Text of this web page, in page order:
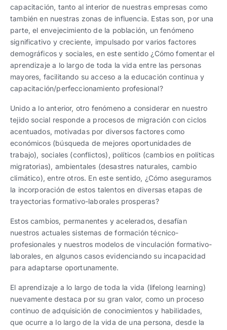
capacitación, tanto al interior de nuestras empresas como
también en nuestras zonas de influencia. Estas son, por una
parte, el envejecimiento de la población, un fenómeno
significativo y creciente, impulsado por varios factores
demográficos y sociales, en este sentido ¿Cómo fomentar el
aprendizaje a lo largo de toda la vida entre las personas
mayores, facilitando su acceso a la educación continua y
capacitación/perfeccionamiento profesional?
Unido a lo anterior, otro fenómeno a considerar en nuestro
tejido social responde a procesos de migración con ciclos
acentuados, motivadas por diversos factores como
económicos (búsqueda de mejores oportunidades de
trabajo), sociales (conflictos), políticos (cambios en políticas
migratorias), ambientales (desastres naturales, cambio
climático), entre otros. En este sentido, ¿Cómo aseguramos
la incorporación de estos talentos en diversas etapas de
trayectorias formativo-laborales prosperas?
Estos cambios, permanentes y acelerados, desafían
nuestros actuales sistemas de formación técnico-
profesionales y nuestros modelos de vinculación formativo-
laborales, en algunos casos evidenciando su incapacidad
para adaptarse oportunamente.
El aprendizaje a lo largo de toda la vida (lifelong learning)
nuevamente destaca por su gran valor, como un proceso
continuo de adquisición de conocimientos y habilidades,
que ocurre a lo largo de la vida de una persona, desde la